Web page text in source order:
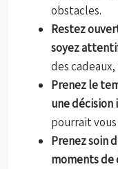
obstacles.
Restez
soyez
des cadeaux,
Prenez le
une
pourrait
Prenez soin
moments